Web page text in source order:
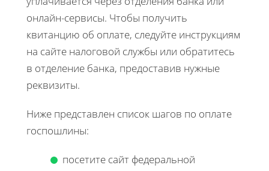
онлайн-сервисы. Чтобы получить
квитанцию об оплате, следуйте инструкциям
на сайте налоговой службы или обратитесь
в отделение банка, предоставив нужные
реквизиты.
Ниже представлен список шагов по оплате
госпошлины:
посетите сайт федеральной